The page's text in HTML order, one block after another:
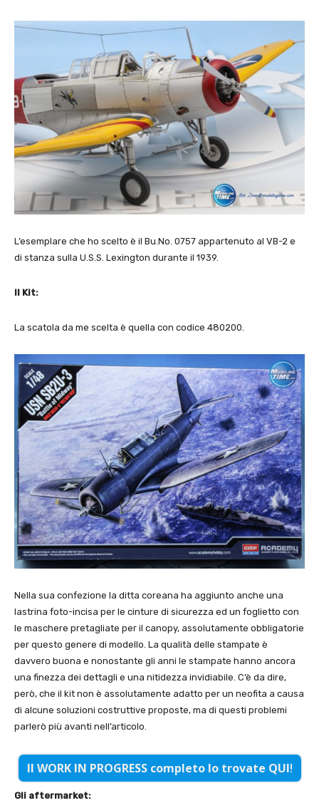
L’esemplare che ho scelto è il Bu.No. 0757 appartenuto al VB-2 e
di stanza sulla U.S.S. Lexington durante il 1939.
Il Kit:
La scatola da me scelta è quella con codice 480200.
Nella sua confezione la ditta coreana ha aggiunto anche una
lastrina foto-incisa per le cinture di sicurezza ed un foglietto con
le maschere pretagliate per il canopy, assolutamente obbligatorie
per questo genere di modello. La qualità delle stampate è
davvero buona e nonostante gli anni le stampate hanno ancora
una finezza dei dettagli e una nitidezza invidiabile. C’è da dire,
però, che il kit non è assolutamente adatto per un neofita a causa
di alcune soluzioni costruttive proposte, ma di questi problemi
parlerò più avanti nell’articolo.
Il WORK IN PROGRESS completo lo trovate QUI!
Gli aftermarket: